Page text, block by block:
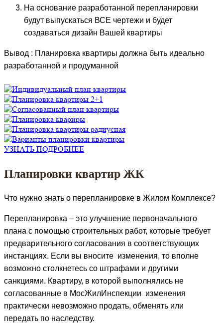
На основание разработанной перепланировки
будут выпускаться ВСЕ чертежи и будет
создаваться дизайн Вашей квартиры
Вывод : Планировка квартиры должна быть идеально
разработанной и продуманной
УЗНАТЬ ПОДРОБНЕЕ
Планировки квартир ЖК
Что нужно знать о перепланировке в Жилом Комплексе?
Перепланировка – это улучшение первоначального
плана с помощью строительных работ, которые требует
предварительного согласования в соответствующих
инстанциях. Если вы вносите изменения, то вполне
возможно столкнетесь со штрафами и другими
санкциями. Квартиру, в которой выполнялись не
согласованные в МосЖилИнспекции изменения
практически невозможно продать, обменять или
передать по наследству.